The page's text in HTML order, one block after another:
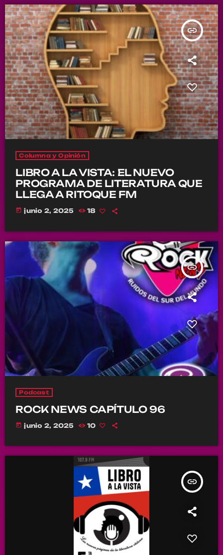
insert_link
Columna y Opinión
LIBRO A LA VISTA: EL NUEVO
PROGRAMA DE LITERATURA QUE
LLEGA A RITOQUE FM
today junio 2, 2025 18
insert_link
Podcast
ROCK NEWS CAPÍTULO 96
today junio 2, 2025 10
insert_link